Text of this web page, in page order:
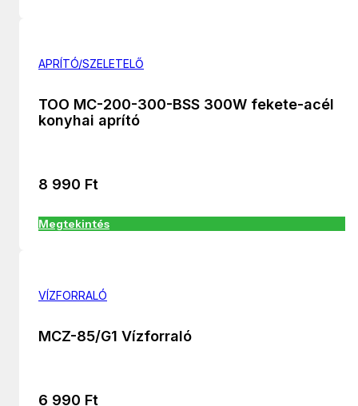
APRÍTÓ/SZELETELŐ
TOO MC-200-300-BSS 300W fekete-acél
konyhai aprító
8 990 Ft
Megtekintés
VÍZFORRALÓ
MCZ-85/G1 Vízforraló
6 990 Ft